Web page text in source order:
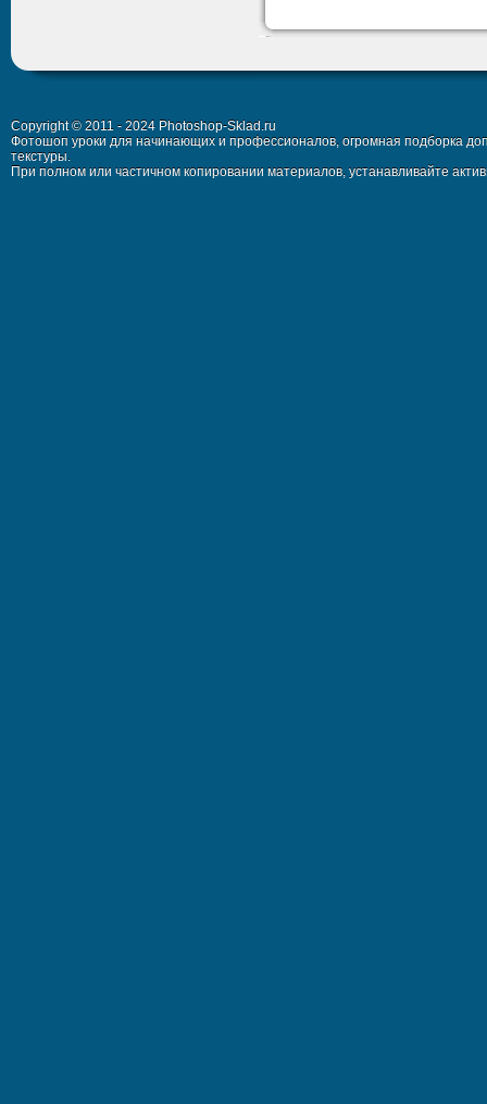
Copyright © 2011 - 2024 Photoshop-Sklad.ru
Фотошоп уроки для начинающих и профессионалов, огромная подборка
текстуры.
При полном или частичном копировании материалов, устанавливайте